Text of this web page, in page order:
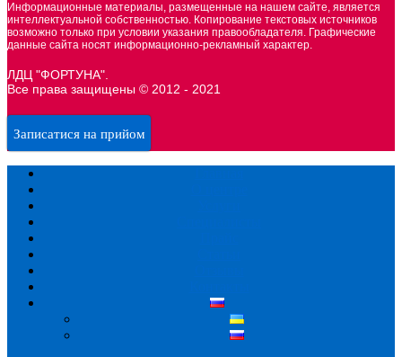
Информационные материалы, размещенные на нашем сайте, является
интеллектуальной собственностью. Копирование текстовых источников
возможно только при условии указания правообладателя. Графические
данные сайта носят информационно-рекламный характер.
ЛДЦ "ФОРТУНА".
Все права защищены © 2012 - 2021
Записатися на прийом